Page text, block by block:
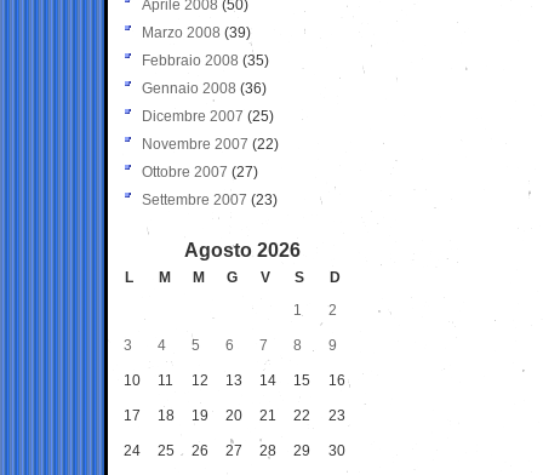
Aprile 2008 (50)
Marzo 2008 (39)
Febbraio 2008 (35)
Gennaio 2008 (36)
Dicembre 2007 (25)
Novembre 2007 (22)
Ottobre 2007 (27)
Settembre 2007 (23)
Agosto 2026
L M M G V S
D
1
2
3 4 5 6 7 8 9
10 11 12 13 14 15 16
17 18 19 20 21 22 23
24 25 26 27 28 29 30